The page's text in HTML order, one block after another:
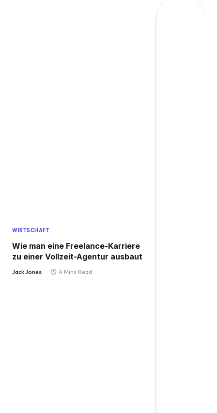
WIRTSCHAFT
Wie man eine Freelance-Karriere
zu einer Vollzeit-Agentur ausbaut
Jack Jones 4 Mins Read